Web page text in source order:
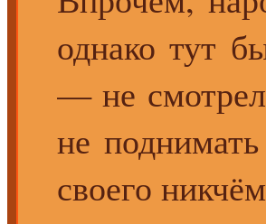
однако тут
— не
не
своего